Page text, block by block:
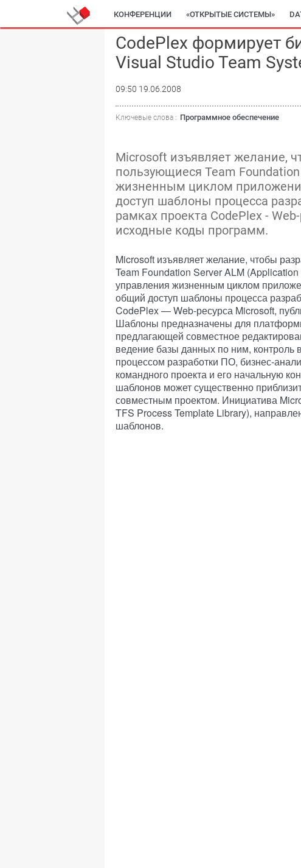
КОНФЕРЕНЦИИ «ОТКРЫТЫЕ СИСТЕМЫ»
CodePlex формирует
Visual Studio Team
09:50 19.06.2008
Ключевые слова : Программное обеспечение
Microsoft изъявляет желание,
пользующиеся Team
жизненным циклом
доступ шаблоны процесса
рамках проекта CodePlex -
исходные коды программ.
Microsoft изъявляет желание, чтобы
Team Foundation Server ALM
управления жизненным циклом
общий доступ шаблоны процесса
CodePlex — Web-ресурса Microsoft,
Шаблоны предназначены для
предлагающей совместное
ведение базы данных по ним, контроль
процессом разработки ПО, бизнес-
командного проекта и его начальную
шаблонов может существенно
совместным проектом. Инициатива
TFS Process Template Library),
шаблонов.